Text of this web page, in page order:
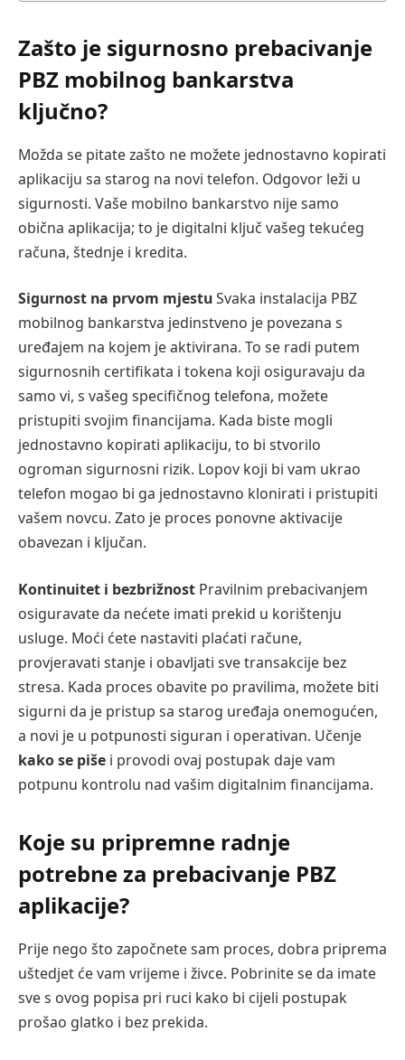
Zašto je sigurnosno prebacivanje
PBZ mobilnog bankarstva
ključno?
Možda se pitate zašto ne možete jednostavno kopirati
aplikaciju sa starog na novi telefon. Odgovor leži u
sigurnosti. Vaše mobilno bankarstvo nije samo
obična aplikacija; to je digitalni ključ vašeg tekućeg
računa, štednje i kredita.
Sigurnost na prvom mjestuSvaka instalacija PBZ
mobilnog bankarstva jedinstveno je povezana s
uređajem na kojem je aktivirana. To se radi putem
sigurnosnih certifikata i tokena koji osiguravaju da
samo vi, s vašeg specifičnog telefona, možete
pristupiti svojim financijama. Kada biste mogli
jednostavno kopirati aplikaciju, to bi stvorilo
ogroman sigurnosni rizik. Lopov koji bi vam ukrao
telefon mogao bi ga jednostavno klonirati i pristupiti
vašem novcu. Zato je proces ponovne aktivacije
obavezan i ključan.
Kontinuitet i bezbrižnost Pravilnim prebacivanjem
osiguravate da nećete imati prekid u korištenju
usluge. Moći ćete nastaviti plaćati račune,
provjeravati stanje i obavljati sve transakcije bez
stresa. Kada proces obavite po pravilima, možete biti
sigurni da je pristup sa starog uređaja onemogućen,
a novi je u potpunosti siguran i operativan. Učenje
kako se piše i provodi ovaj postupak daje vam
potpunu kontrolu nad vašim digitalnim financijama.
Koje su pripremne radnje
potrebne za prebacivanje PBZ
aplikacije?
Prije nego što započnete sam proces, dobra priprema
uštedjet će vam vrijeme i živce. Pobrinite se da imate
sve s ovog popisa pri ruci kako bi cijeli postupak
prošao glatko i bez prekida.